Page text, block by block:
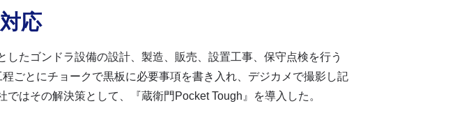
応
たゴンドラ設備の設計、製造、販売、設置工事、保守点検を行う
ごとにチョークで黒板に必要事項を書き入れ、デジカメで撮影し記
はその解決策として、『蔵衛門Pocket Tough』を導入した。